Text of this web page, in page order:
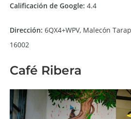
Calificación de Google: 4.4
Dirección: 6QX4+WPV, Malecón
16002
Café Ribera